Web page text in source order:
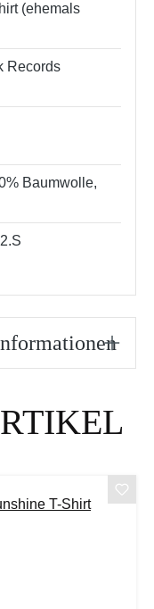
(ehemals
Records
Baumwolle,